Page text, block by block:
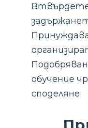
обучение
споделяне